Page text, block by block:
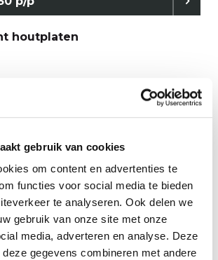
gebruik van cookies
om content en advertenties te
functies voor social media te bieden
te analyseren. Ook delen we
gebruik van onze site met onze
media, adverteren en analyse. Deze
gegevens combineren met andere
houtplaten